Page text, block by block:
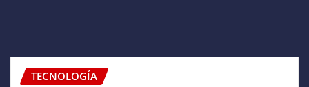
TECNOLOGÍA